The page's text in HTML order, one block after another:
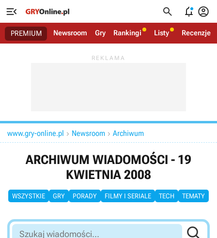
   
PREMIUM Newsroom Gry Rankingi Listy Recenzje
www.gry-online.pl  Newsroom  Archiwum
ARCHIWUM WIADOMOŚCI - 19
KWIETNIA 2008
WSZYSTKIE GRY PORADY FILMY I SERIALE TECH TEMATY
Szukaj